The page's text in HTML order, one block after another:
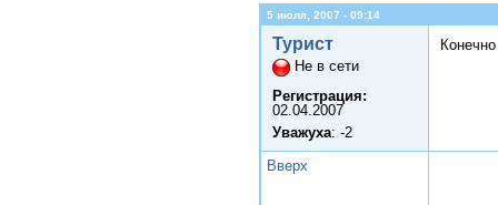
5 июля, 2007 - 09:14
Турист
Не в сети
Регистрация:
02.04.2007
Уважуха: -2
Вверх